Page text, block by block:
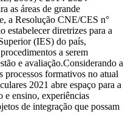
as áreas de grande
a Resolução CNE/CES n°
estabelecer diretrizes para a
(IES) do país,
a serem
e avaliação.Considerando a
processos formativos no atual
2021 abre espaço para a
e ensino, experiências
de integração que possam